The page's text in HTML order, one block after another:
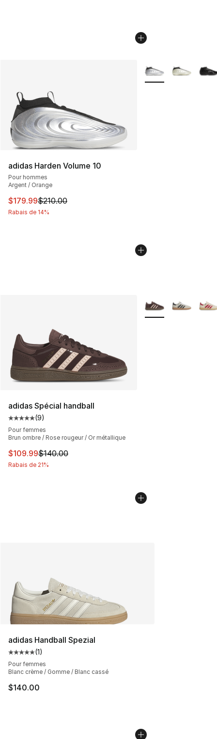
adidas Harden Volume 10
Pour hommes
Argent / Orange
Cet article est en solde. Le prix est passé de $210.00 à
$179.99$210.00
Rabais de 14%
Plus de couleurs
adidas Spécial handball
Cote moyenne du client - [5 sur 5 étoiles], 9
(9)
Pour femmes
Brun ombre / Rose rougeur / Or métallique
Cet article est en solde. Le prix est passé de $140.00 à
$109.99$140.00
Rabais de 21%
Plus de couleurs
adidas Handball Spezial
Cote moyenne du client - [5 sur 5 étoiles], 1
(1)
Pour femmes
Blanc crème / Gomme / Blanc cassé
$140.00